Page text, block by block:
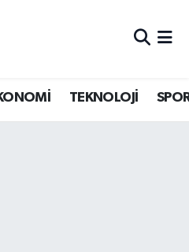
TEKNOLOJİ
ve Fikstür